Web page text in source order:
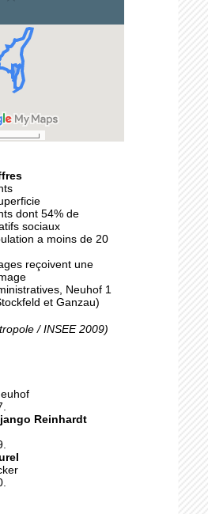
propose un
là, ce
!»
un pro
au Neuhof
dont 54% de
sociaux
a moins de 20
reçoivent une
Neuhof 1
et Ganzau)
/ INSEE 2009)
Reinhardt